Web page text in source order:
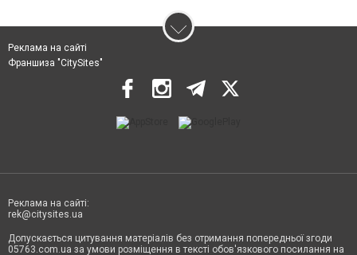
Реклама на сайті
Франшиза "CitySites"
Реклама на сайті:
rek@citysites.ua
Допускається цитування матеріалів без отримання попередньої згоди
05763.com.ua за умови розміщення в тексті обов'язкового посилання на